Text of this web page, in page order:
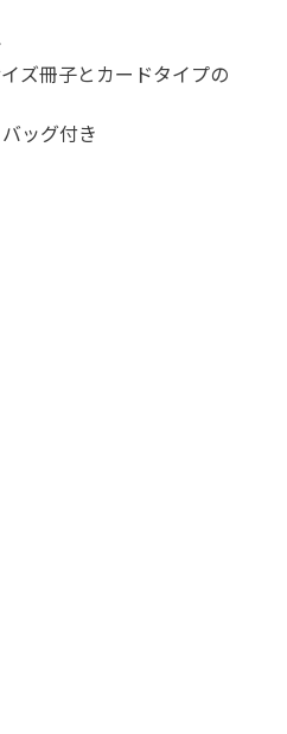
ズ冊子とカードタイプの
ッグ付き